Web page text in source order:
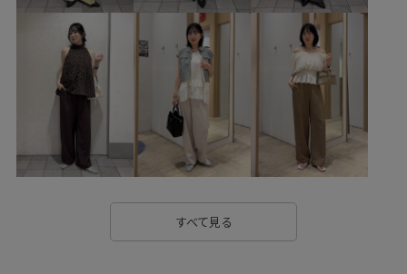
VIS_smallsize Wpickup_items Wshoes_pickup
Wtops_pickup お手入れしやすい
お気に入りアイテム_pickup きちんと感 きれいに見える
こなれ感 さらっとした着心地
さらりとした なめらか
インソール
すべて見る